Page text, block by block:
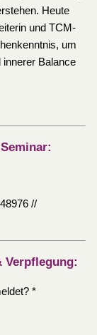
Heute
und TCM-
um
Balance
//
Verpflegung:
*